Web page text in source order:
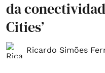
da
Cities’
Ricardo Simões